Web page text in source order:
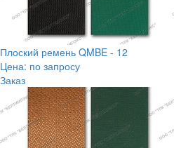
Плоский ремень QMBE - 12
Цена: по запросу
Заказ